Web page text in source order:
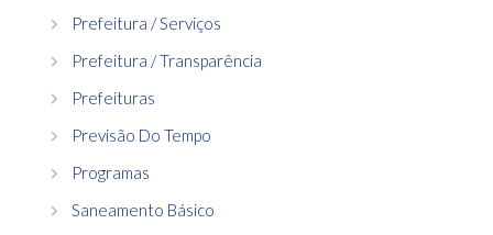
Prefeitura / Serviços
Prefeitura / Transparência
Prefeituras
Previsão Do Tempo
Programas
Saneamento Básico